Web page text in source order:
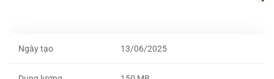
Ngày tạo 13/06/2025